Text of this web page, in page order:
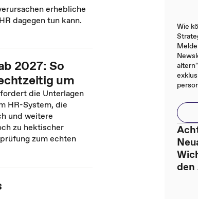
erhebliche
dagegen tun kann.
2027: So
um
die Unterlagen
HR-System, die
und weitere
zu hektischer
zum echten
Wie
den